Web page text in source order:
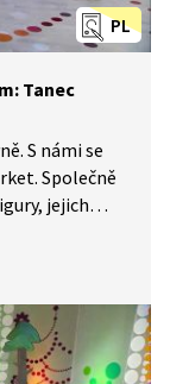
PL
Tanec
S námi se
Společně
jejich
královnu
ukážeme,